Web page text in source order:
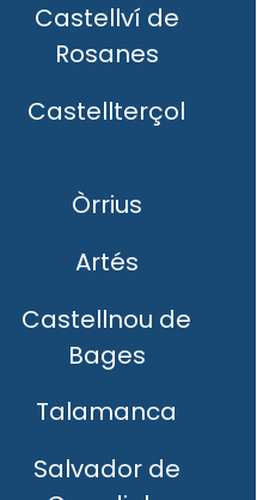
Castellví de
Rosanes
Castellterçol
Òrrius
Artés
Castellnou de
Bages
Talamanca
Salvador de